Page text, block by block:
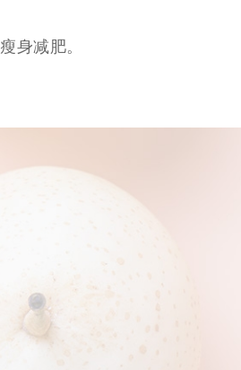
身减肥。